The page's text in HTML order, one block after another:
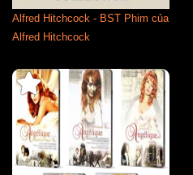
Alfred Hitchcock - BST Phim của
Alfred Hitchcock